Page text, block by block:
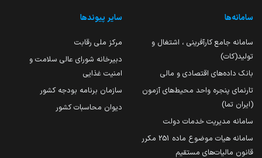
سامانه‌ها
سامانه جامع کارآفرینی ، اشتغال و
تولید(کات)
بانک داده‌های اقتصادی و مالی
تارنمای پنجره واحد محیط‌های آزمون
(ایران تما)
سامانه مدیریت خدمات دولت
سامانه هیات موضوع ماده 251 مکرر
قانون مالیات‌های مستقیم
سایر پیوندها
مرکز ملی رقابت
دبیرخانه شورای عالی سلامت و
امنیت غذایی
سازمان برنامه بودجه کشور
دیوان محاسبات کشور